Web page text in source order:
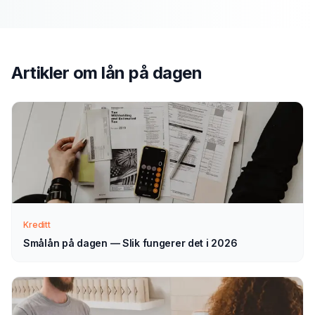
Velg lån på dagen som type.
2 Vi tar kontakt
Vi går gjennom forespørselen din og tar kontakt med
veiledning — normalt innen 1–2 virkedager.
Sammenlign aktuelle tilbud i ro og mak, og velg det som
passer deg — helt uforpliktende.
Tips for å få best mulig lån på dageni
Artikler om lån på dagen
Kreditt
Smålån på dagen — Slik fungerer det i 2026